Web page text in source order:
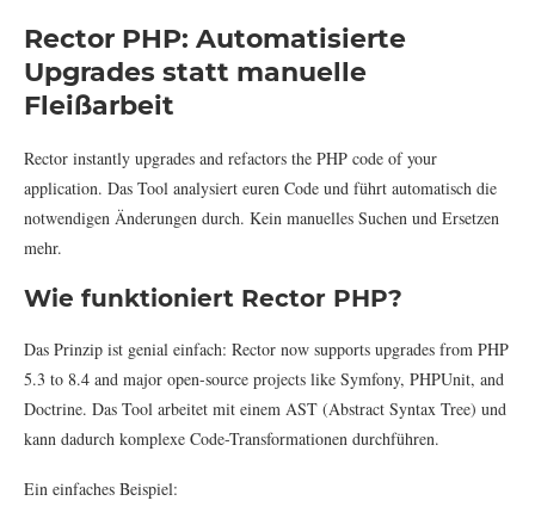
Rector PHP: Automatisierte
Upgrades statt manuelle
Fleißarbeit
Rector instantly upgrades and refactors the PHP code of your
application. Das Tool analysiert euren Code und führt automatisch die
notwendigen Änderungen durch. Kein manuelles Suchen und Ersetzen
mehr.
Wie funktioniert Rector PHP?
Das Prinzip ist genial einfach: Rector now supports upgrades from PHP
5.3 to 8.4 and major open-source projects like Symfony, PHPUnit, and
Doctrine. Das Tool arbeitet mit einem AST (Abstract Syntax Tree) und
kann dadurch komplexe Code-Transformationen durchführen.
Ein einfaches Beispiel: